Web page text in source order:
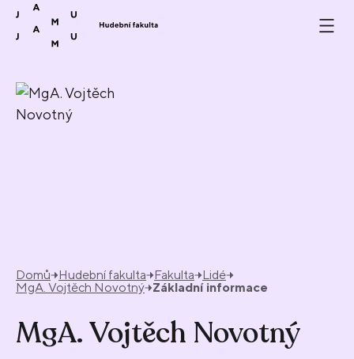
Přeskočit na obsah
Domů Hudební fakulta Fakulta
Lidé
MgA. Vojtěch Novotný Základní informace
MgA. Vojtěch Novotný